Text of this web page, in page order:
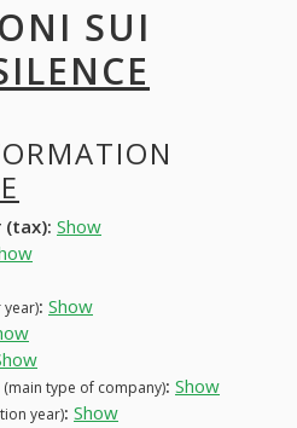
SUI
(tax): Show
year): Show
(main type of company): Show
year): Show